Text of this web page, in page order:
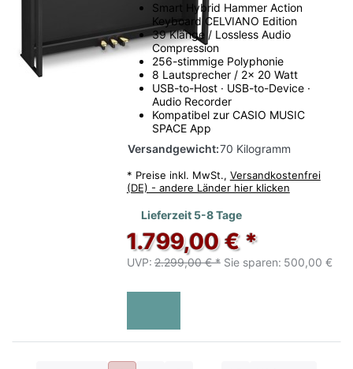
Smart Hybrid Hammer Action
Keyboard CELVIANO Edition
39 Klänge / Lossless Audio
Compression
256-stimmige Polyphonie
8 Lautsprecher / 2x 20 Watt
USB-to-Host · USB-to-Device ·
Audio Recorder
Kompatibel zur CASIO MUSIC
SPACE App
Versandgewicht:70 Kilogramm
* Preise inkl. MwSt., Versandkostenfrei
(DE) - andere Länder hier klicken
Lieferzeit 5-8 Tage
1.799,00 € *
UVP: 2.299,00 € * Sie sparen: 500,00 €